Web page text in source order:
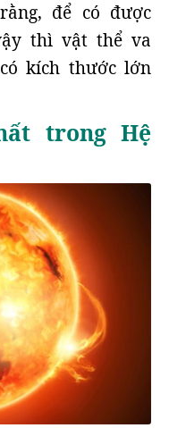
để có được
thì vật thể va
kích thước lớn
trong Hệ